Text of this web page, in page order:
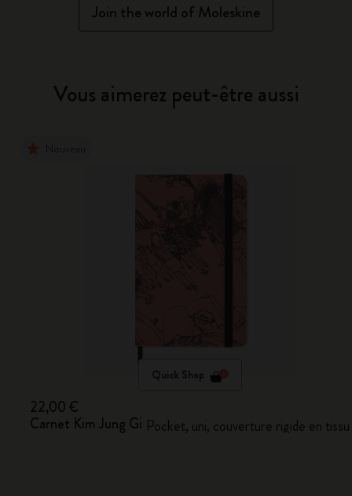
Join the world of Moleskine
Vous aimerez peut-être aussi
Quick Shop
22,00 €
Carnet Kim Jung Gi Pocket, uni, couverture rigide en tissu